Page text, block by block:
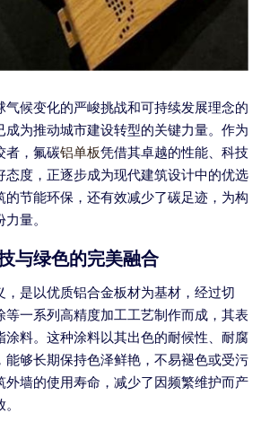
气候变化的严峻挑战和可持续发展理念的
成为推动城市建设转型的关键力量。作为
者，氟碳铝单板凭借其卓越的性能、科技
态度，正逐步成为现代建筑设计中的优选
的节能环保，还有效减少了碳足迹，为构
量。
与绿色的完美融合
，是以优质铝合金板材为基材，经过切
等一系列高精度加工工艺制作而成，其表
涂料。这种涂料以其出色的耐候性、耐腐
能够长期保持色泽鲜艳，不易褪色或受污
外墙的使用寿命，减少了因频繁维护而产